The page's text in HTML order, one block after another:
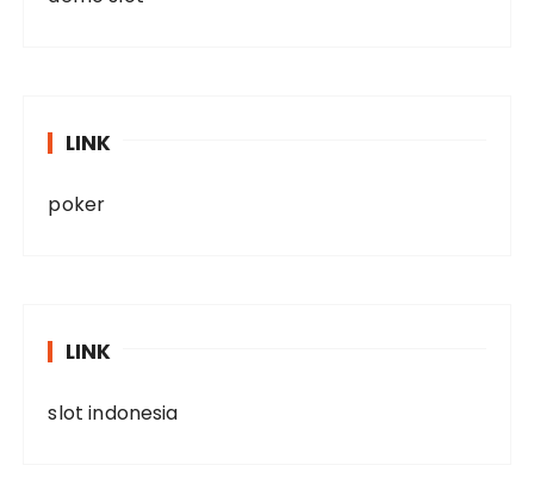
LINK
poker
LINK
slot indonesia